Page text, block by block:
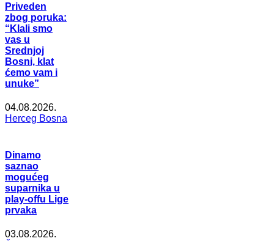
Priveden
zbog poruka:
“Klali smo
vas u
Srednjoj
Bosni, klat
ćemo vam i
unuke”
04.08.2026.
Herceg Bosna
Dinamo
saznao
mogućeg
suparnika u
play-offu Lige
prvaka
03.08.2026.